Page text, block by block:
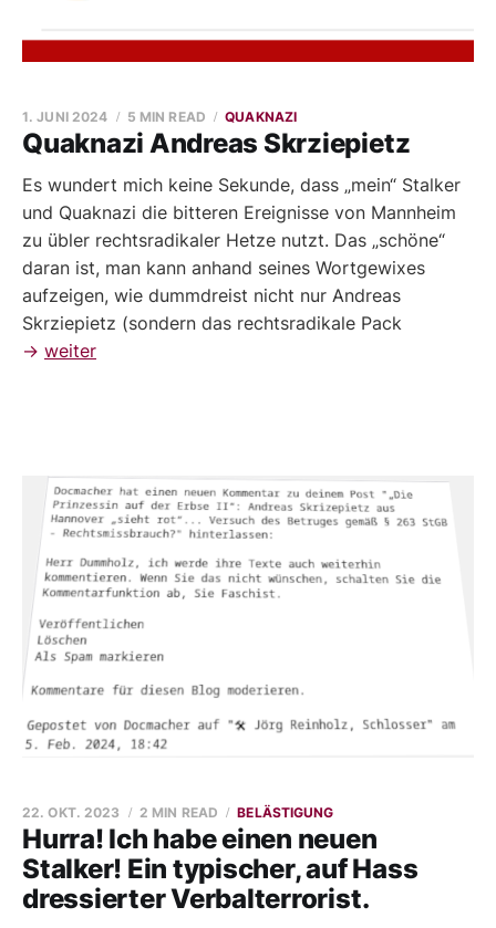
Quaknazi Andreas Skrziepietz
1. JUNI 2024 5 MIN READ QUAKNAZI
Es wundert mich keine Sekunde, dass „mein“ Stalker
und Quaknazi die bitteren Ereignisse von Mannheim
zu übler rechtsradikaler Hetze nutzt. Das „schöne“
daran ist, man kann anhand seines Wortgewixes
aufzeigen, wie dummdreist nicht nur Andreas
Skrziepietz (sondern das rechtsradikale Pack
→ weiter
Hurra! Ich habe einen neuen
Stalker! Ein typischer, auf Hass
dressierter Verbalterrorist.
22. OKT. 2023 2 MIN READ BELÄSTIGUNG